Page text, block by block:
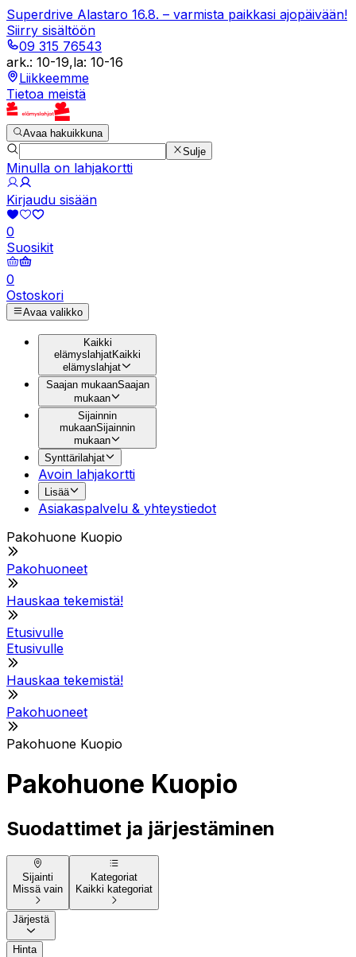
Superdrive Alastaro 16.8. – varmista paikkasi ajopäivään!
Siirry sisältöön
09 315 76543
ark.: 10-19,la: 10-16
Liikkeemme
Tietoa meistä
Avaa hakuikkuna
Sulje
Minulla on lahjakortti
Kirjaudu sisään
0
Suosikit
0
Ostoskori
Avaa valikko
Kaikki
elämyslahjatKaikki
elämyslahjat
Saajan mukaanSaajan
mukaan
Sijainnin
mukaanSijainnin
mukaan
Synttärilahjat
Avoin lahjakortti
Lisää
Asiakaspalvelu & yhteystiedot
Pakohuone Kuopio
Pakohuoneet
Hauskaa tekemistä!
Etusivulle
Etusivulle
Hauskaa tekemistä!
Pakohuoneet
Pakohuone Kuopio
Pakohuone Kuopio
Suodattimet ja järjestäminen
Sijainti
Missä vain
Kategoriat
Kaikki kategoriat
Järjestä
Hinta